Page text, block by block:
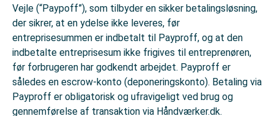
Vejle (“Paypoff”), som tilbyder en sikker betalingsløsning,
der sikrer, at en ydelse ikke leveres, før
entreprisesummen er indbetalt til Payproff, og at den
indbetalte entreprisesum ikke frigives til entreprenøren,
før forbrugeren har godkendt arbejdet. Payproff er
således en escrow-konto (deponeringskonto). Betaling via
Payproff er obligatorisk og ufravigeligt ved brug og
gennemførelse af transaktion via Håndværker.dk.